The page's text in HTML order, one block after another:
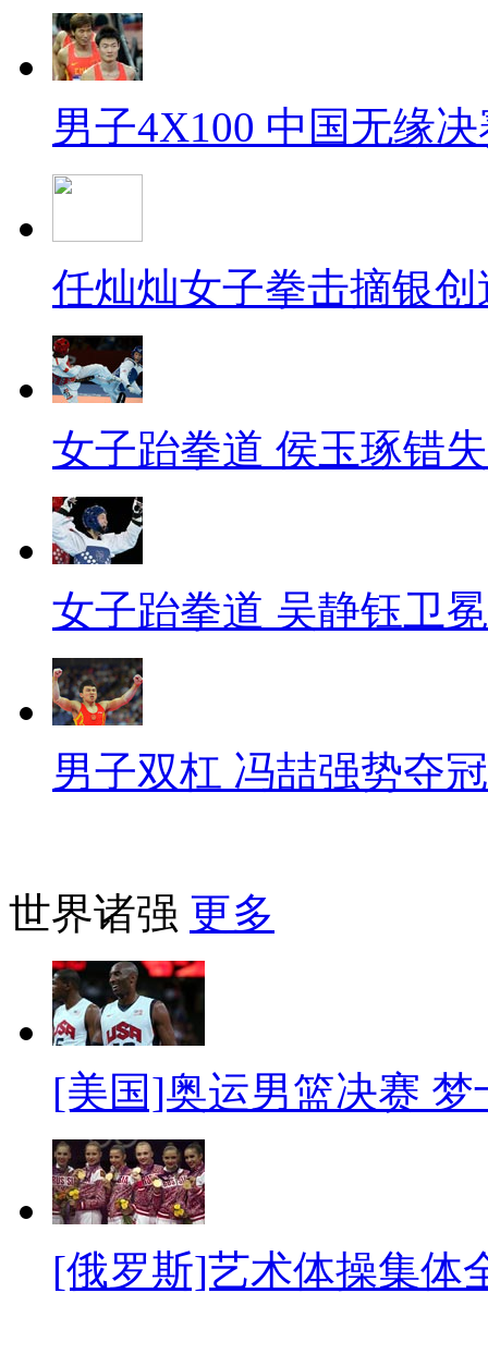
男子4X100 中国无缘
任灿灿女子拳击摘银
女子跆拳道 侯玉琢错
女子跆拳道 吴静钰卫冕
男子双杠 冯喆强势夺冠
世界诸强 更多
[美国]奥运男篮决赛
[俄罗斯]艺术体操集体